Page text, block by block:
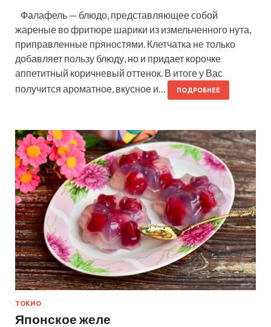
Фалафель — блюдо, представляющее собой
жареные во фритюре шарики из измельченного нута,
приправленные пряностями. Клетчатка не только
добавляет пользу блюду, но и придает корочке
аппетитный коричневый оттенок. В итоге у Вас
получится ароматное, вкусное и…
ПОДРОБНЕЕ
ТОКИО
Японское желе